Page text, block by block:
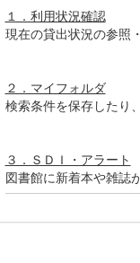
１．利用状況確認
現在の貸出状況の参照
２．マイフォルダ
検索条件を保存したり
３．ＳＤＩ・アラート
図書館に新着本や雑誌